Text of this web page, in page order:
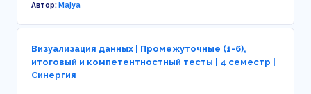
Автор:Majya
Визуализация данных | Промежуточные (1-6),
итоговый и компетентностный тесты | 4 семестр |
Синергия